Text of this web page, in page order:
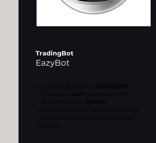
TradingBot
EazyBot
✓ Startkapital: ab ca. 600 USDT
✓ Strategie: 24/7 Marktaktivität
✓ Einrichtung in 50 min
✓ Kapital verbleibt auf deiner Börse
✓ Schritt-für-Schritt Anleitung auf